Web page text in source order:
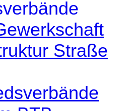
Straße